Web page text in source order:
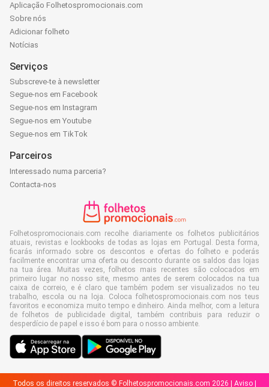
Aplicação Folhetospromocionais.com
Sobre nós
Adicionar folheto
Notícias
Serviços
Subscreve-te à newsletter
Segue-nos em Facebook
Segue-nos em Instagram
Segue-nos em Youtube
Segue-nos em TikTok
Parceiros
Interessado numa parceria?
Contacta-nos
Folhetospromocionais.com recolhe diariamente os folhetos publicitários
atuais, revistas e lookbooks de todas as lojas em Portugal. Desta forma,
ficarás informado sobre os descontos e ofertas do folheto e poderás
facilmente encontrar uma oferta ou desconto durante os saldos das lojas
na tua área. Muitas vezes, folhetos mais recentes são colocados em
primeiro lugar no nosso site, mesmo antes de serem colocados na tua
caixa de correio, e é claro que também podem ser visualizados no teu
trabalho, escola ou na loja. Coloca folhetospromocionais.com nos teus
favoritos e economiza muito tempo e dinheiro. Ainda melhor, com a leitura
de folhetos de publicidade digital, também contribuis para reduzir o
desperdício de papel e isso é bom para o nosso ambiente.
Todos os direitos reservados © Folhetospromocionais.com 2026 | Aviso